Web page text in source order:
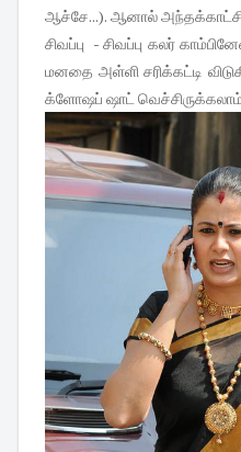
ஆச்சே...). ஆனால்
சிவப்பு - சிவப்பு கலர்
மனதை அள்ளி சரிக்கட்டி
க்ளோஷப் ஷாட்